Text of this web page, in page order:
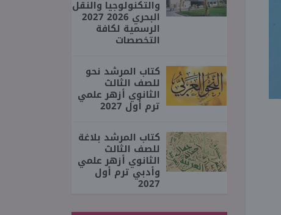
والتكنولوجيا والنقل
البحري 2026 2027
الرسمية لكافة
التخصصات
كتاب المرشد نحو
للصف الثالث
الثانوي أزهر علمي
ترم أول 2027
كتاب المرشد بلاغة
للصف الثالث
الثانوي أزهر علمي
وأدبي ترم أول
2027